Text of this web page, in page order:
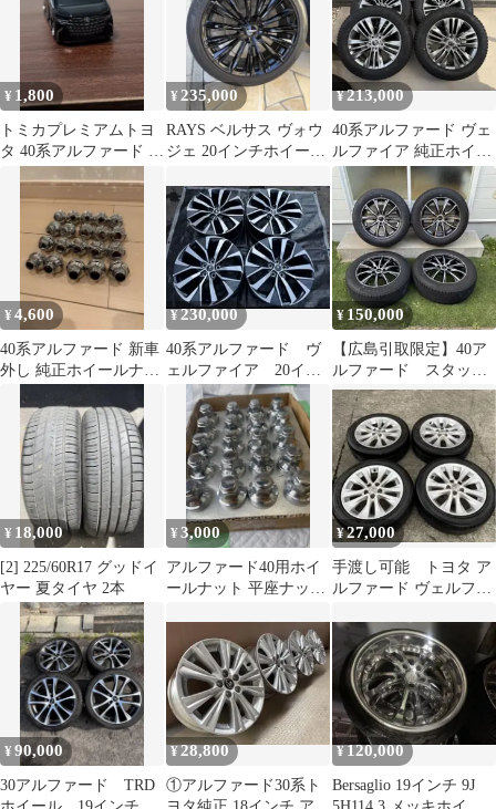
¥ 1,800
トミカプレミアムトヨ
タ 40系アルファード カ
スタムミニカー
¥235,000
RAYS ベルサス ヴォウ
ジェ 20インチホイー
¥213,000
40系アルファード ヴェ
ルファイア 純正ホイー
ル 新品スタッドレス
タイヤ ４本
¥4,600
40系アルファード 新車
外し 純正ホイールナッ
¥230,000
40系アルファード ヴ
ェルファイア 20イン
チモデリスタホイー
ル 中古
¥ 150,000
【広島引取限定】40ア
ルファード スタッド
レスタイヤ ホイール 4
本 18インチ
¥ 18,000
[2] 225/60R17 グッドイ
ヤー 夏タイヤ 2本
¥3,000
アルファード40用ホイ
ールナット 平座ナット
¥27,000
手渡し可能 トヨタ ア
ルファード ヴェルファ
¥90,000
30アルファード TRD
¥28,800
①アルファード30系ト
¥120,000
Bersaglio 19インチ 9J